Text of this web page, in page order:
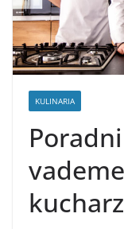
KULINARIA